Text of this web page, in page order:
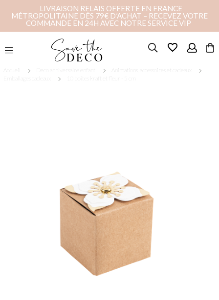
LIVRAISON RELAIS OFFERTE EN FRANCE
MÉTROPOLITAINE DÈS 79€ D’ACHAT – RECEVEZ VOTRE
COMMANDE EN 24H AVEC NOTRE SERVICE VIP
favorite_border
Accueil Deco anniversaire enfant
Animations, accessoires et cadeaux
10 boîtes kraft et fleur - 5 cm